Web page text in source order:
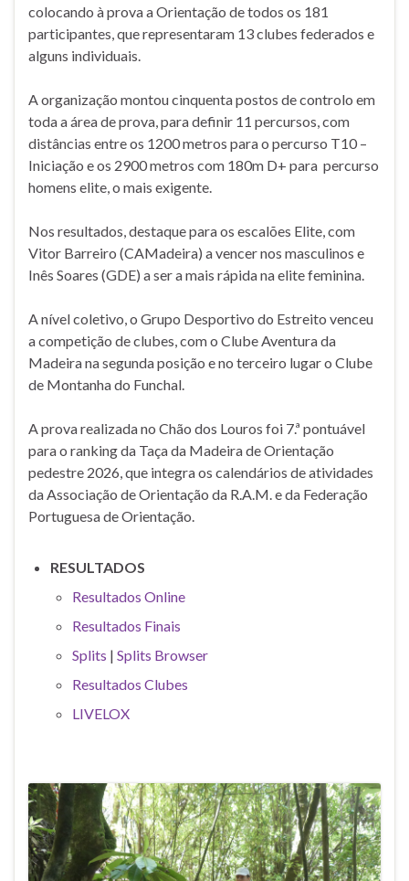
colocando à prova a Orientação de todos os 181
participantes, que representaram 13 clubes federados e
alguns individuais.
A organização montou cinquenta postos de controlo em
toda a área de prova, para definir 11 percursos, com
distâncias entre os 1200 metros para o percurso T10 –
Iniciação e os 2900 metros com 180m D+ para percurso
homens elite, o mais exigente.
Nos resultados, destaque para os escalões Elite, com
Vitor Barreiro (CAMadeira) a vencer nos masculinos e
Inês Soares (GDE) a ser a mais rápida na elite feminina.
A nível coletivo, o Grupo Desportivo do Estreito venceu
a competição de clubes, com o Clube Aventura da
Madeira na segunda posição e no terceiro lugar o Clube
de Montanha do Funchal.
A prova realizada no Chão dos Louros foi 7.ª pontuável
para o ranking da Taça da Madeira de Orientação
pedestre 2026, que integra os calendários de atividades
da Associação de Orientação da R.A.M. e da Federação
Portuguesa de Orientação.
RESULTADOS
Resultados Online
Resultados Finais
Splits | Splits Browser
Resultados Clubes
LIVELOX